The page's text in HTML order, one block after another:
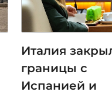
Италия
границы с
Испанией и